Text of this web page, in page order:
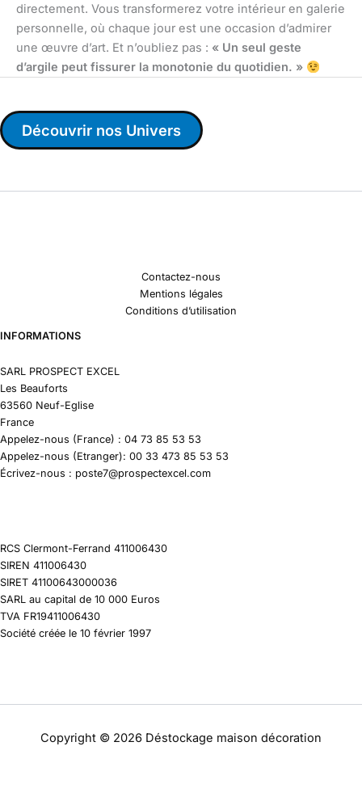
directement. Vous transformerez votre intérieur en galerie
personnelle, où chaque jour est une occasion d’admirer
une œuvre d’art. Et n’oubliez pas : « Un seul geste
d’argile peut fissurer la monotonie du quotidien. »
Découvrir nos Univers
Contactez-nous
Mentions légales
Conditions d’utilisation
INFORMATIONS
SARL PROSPECT EXCEL
Les Beauforts
63560 Neuf-Eglise
France
Appelez-nous (France) : 04 73 85 53 53
Appelez-nous (Etranger): 00 33 473 85 53 53
Écrivez-nous : poste7@prospectexcel.com
RCS Clermont-Ferrand 411006430
SIREN 411006430
SIRET 41100643000036
SARL au capital de 10 000 Euros
TVA FR19411006430
Société créée le 10 février 1997
Copyright © 2026 Déstockage maison décoration